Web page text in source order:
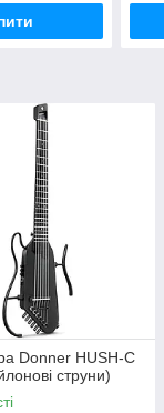
Donner HUSH-C
струни)